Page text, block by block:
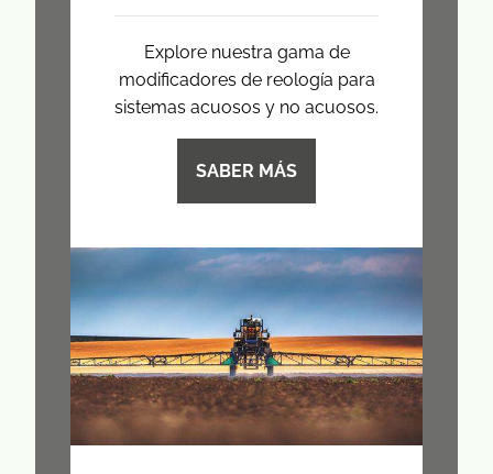
Explore nuestra gama de
modificadores de reología para
sistemas acuosos y no acuosos.
SABER MÁS